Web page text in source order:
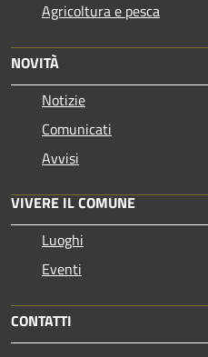
Agricoltura e pesca
NOVITÀ
Notizie
Comunicati
Avvisi
VIVERE IL COMUNE
Luoghi
Eventi
CONTATTI